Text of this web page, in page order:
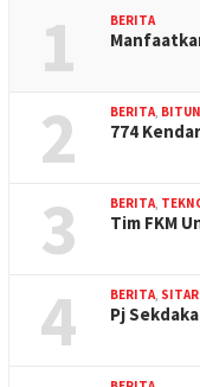
1 BERITA
2 BERITA,
774
3 BERITA,
Tim FKM
4 BERITA,
Pj